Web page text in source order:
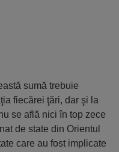
sumă trebuie
fiecărei ţări, dar şi la
se află nici în top zece
de state din Orientul
care au fost implicate